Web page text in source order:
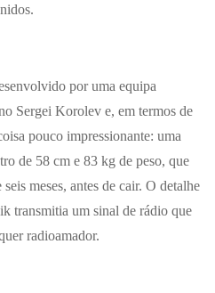
por uma equipa
Sergei Korolev e, em termos de
pouco impressionante: uma
de 58 cm e 83 kg de peso, que
meses, antes de cair. O detalhe
transmitia um sinal de rádio que
radioamador.